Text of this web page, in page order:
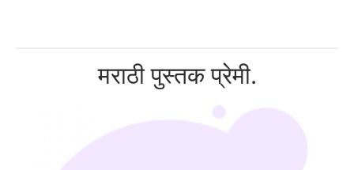
मराठी पुस्तक प्रेमी.